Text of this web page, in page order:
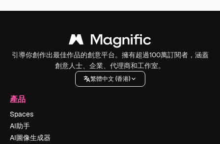
引導你創作出最佳作品的創意平台。擁有超過100萬訂閱者，涵蓋
創意人士、企業、代理商和工作室。
繁體中文 (香港)
產品
Spaces
AI助手
AI圖像生成器